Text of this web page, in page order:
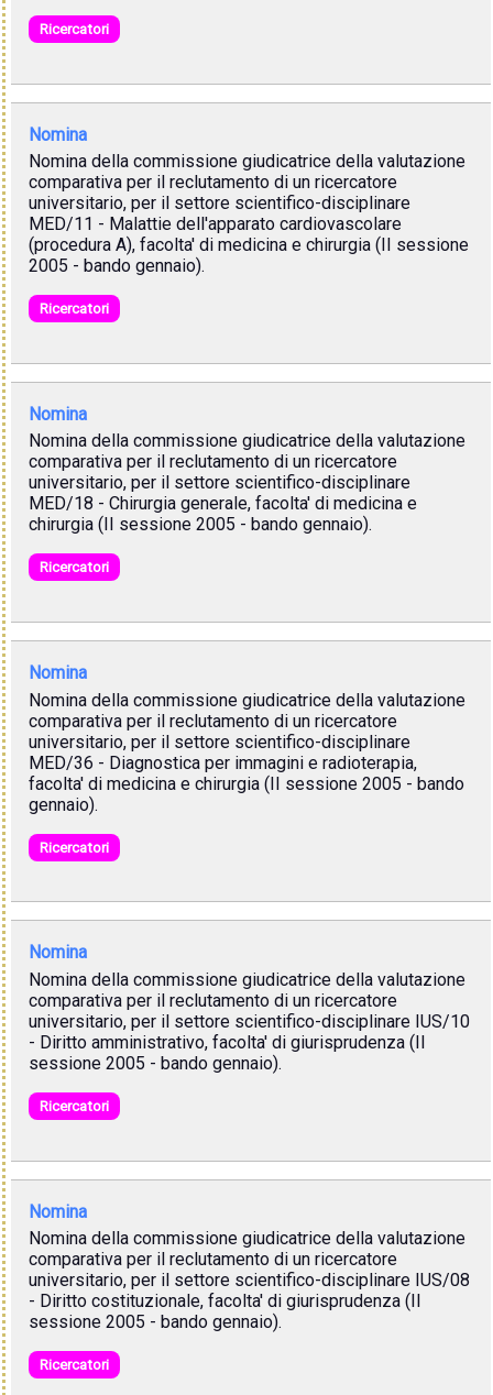
Ricercatori
Nomina
Nomina della commissione giudicatrice della valutazione
comparativa per il reclutamento di un ricercatore
universitario, per il settore scientifico-disciplinare
MED/11 - Malattie dell'apparato cardiovascolare
(procedura A), facolta' di medicina e chirurgia (II sessione
2005 - bando gennaio).
Ricercatori
Nomina
Nomina della commissione giudicatrice della valutazione
comparativa per il reclutamento di un ricercatore
universitario, per il settore scientifico-disciplinare
MED/18 - Chirurgia generale, facolta' di medicina e
chirurgia (II sessione 2005 - bando gennaio).
Ricercatori
Nomina
Nomina della commissione giudicatrice della valutazione
comparativa per il reclutamento di un ricercatore
universitario, per il settore scientifico-disciplinare
MED/36 - Diagnostica per immagini e radioterapia,
facolta' di medicina e chirurgia (II sessione 2005 - bando
gennaio).
Ricercatori
Nomina
Nomina della commissione giudicatrice della valutazione
comparativa per il reclutamento di un ricercatore
universitario, per il settore scientifico-disciplinare IUS/10
- Diritto amministrativo, facolta' di giurisprudenza (II
sessione 2005 - bando gennaio).
Ricercatori
Nomina
Nomina della commissione giudicatrice della valutazione
comparativa per il reclutamento di un ricercatore
universitario, per il settore scientifico-disciplinare IUS/08
- Diritto costituzionale, facolta' di giurisprudenza (II
sessione 2005 - bando gennaio).
Ricercatori